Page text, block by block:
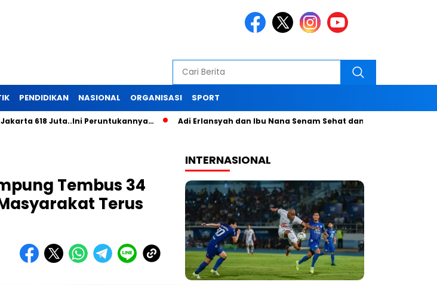
PENDIDIKAN NASIONAL ORGANISASI SPORT
Juta..Ini Peruntukannya… Adi Erlansyah dan Ibu Nana Senam Sehat dan Pelatihan MUA di
Tembus 34
Terus
INTERNASIONAL